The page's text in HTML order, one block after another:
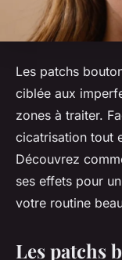
Les patchs
ciblée aux
zones à traiter.
cicatrisation tout
Découvrez
ses effets pour
votre routine
Les patchs